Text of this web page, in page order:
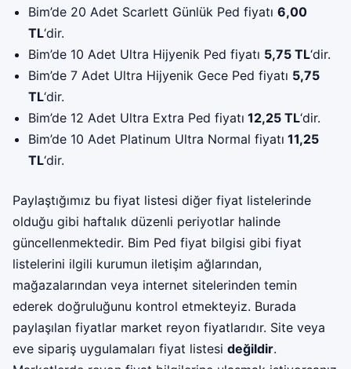
Bim’de 20 Adet Scarlett Günlük Ped fiyatı 6,00
TL‘dir.
Bim’de 10 Adet Ultra Hijyenik Ped fiyatı 5,75 TL‘dir.
Bim’de 7 Adet Ultra Hijyenik Gece Ped fiyatı 5,75
TL‘dir.
Bim’de 12 Adet Ultra Extra Ped fiyatı 12,25 TL‘dir.
Bim’de 10 Adet Platinum Ultra Normal fiyatı 11,25
TL‘dir.
Paylaştığımız bu fiyat listesi diğer fiyat listelerinde
olduğu gibi haftalık düzenli periyotlar halinde
güncellenmektedir. Bim Ped fiyat bilgisi gibi fiyat
listelerini ilgili kurumun iletişim ağlarından,
mağazalarından veya internet sitelerinden temin
ederek doğruluğunu kontrol etmekteyiz. Burada
paylaşılan fiyatlar market reyon fiyatlarıdır. Site veya
eve sipariş uygulamaları fiyat listesi değildir.